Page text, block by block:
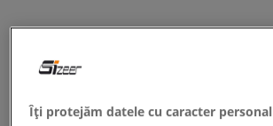
puține filtre.
Îți protejăm datele cu caracter personal